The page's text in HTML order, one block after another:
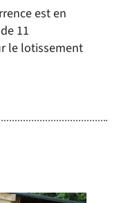
est en
11
le lotissement